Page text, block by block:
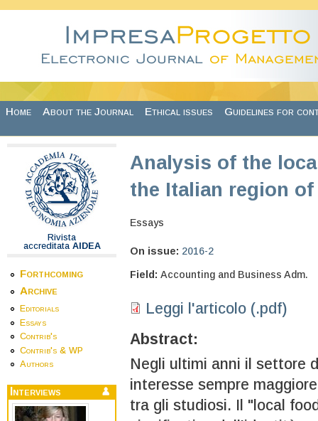
Home About the Journal Ethical issues Guidelines for
Rivista
accreditata AIDEA
Forthcoming
Archive
Editorials
Essays
Contrib's
Contrib's & WP
Authors
Interviews
Analysis of the
the Italian region of
Essays
On issue: 2016-2
Field: Accounting and Business Adm.
Leggi l'articolo (.pdf)
Abstract:
Negli ultimi anni il settore
interesse sempre
tra gli studiosi. Il "local